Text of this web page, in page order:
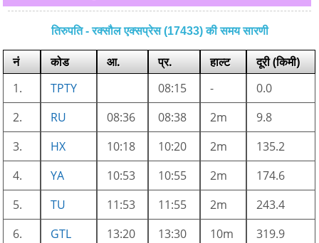
तिरुपति - रक्सौल एक्सप्रेस (17433) की समय सारणी
नं कोड आ. प्र. हाल्ट
दूरी (किमी)
1.
TPTY 08:15 -
0.0
2.
RU 08:36 08:38 2m
9.8
3.
HX 10:18 10:20 2m
135.2
4.
YA 10:53 10:55 2m
174.6
5.
TU 11:53 11:55 2m
243.4
6.
GTL 13:20 13:30 10m
319.9